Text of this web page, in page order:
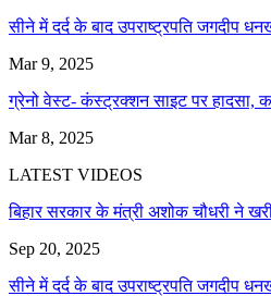
सीने में दर्द के बाद उपराष्ट्रपति जगदीप
Mar 9, 2025
ग्रेनो वेस्ट- कंस्ट्रक्शन साइट पर
Mar 8, 2025
LATEST VIDEOS
बिहार सरकार के मंत्री अशोक चौधरी ने
Sep 20, 2025
सीने में दर्द के बाद उपराष्ट्रपति जगदीप